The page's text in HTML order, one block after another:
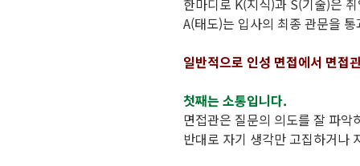
한마디로 K(지식)과 S(기술)은
A(태도)는 입사의 최종 관문을
일반적으로 인성 면접에서 면접
첫째는 소통입니다.
면접관은 질문의 의도를 잘 파
반대로 자기 생각만 고집하거나